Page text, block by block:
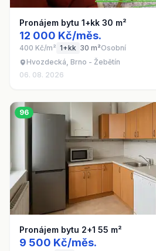
Pronájem bytu 1+kk 30 m²
12 000 Kč/měs.
400 Kč/m² 1+kk 30 m²Osobní
Hvozdecká, Brno - Žebětín
06. 08. 2026
96
Pronájem bytu 2+1 55 m²
9 500 Kč/měs.